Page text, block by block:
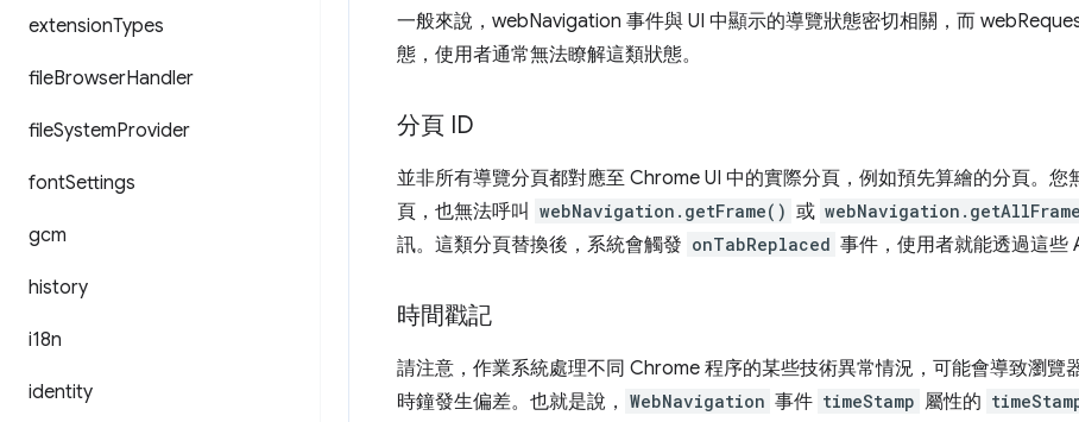
extensionTypes
fileBrowserHandler
fileSystemProvider
fontSettings
gcm
history
i18n
identity
一般來說，webNavigation 事件與 UI 中顯示的導覽狀態密切相關，而
態，使用者通常無法瞭解這類狀態。
分頁 ID
並非所有導覽分頁都對應至 Chrome UI 中的實際分頁，例如預先算繪的分頁。您
頁，也無法呼叫 webNavigation.getFrame() 或
訊。這類分頁替換後，系統會觸發 onTabReplaced 事件，使用者就能透過這些
時間戳記
請注意，作業系統處理不同 Chrome 程序的某些技術異常情況，可能會導致瀏覽
時鐘發生偏差。也就是說， WebNavigation 事件 timeStamp 屬性的